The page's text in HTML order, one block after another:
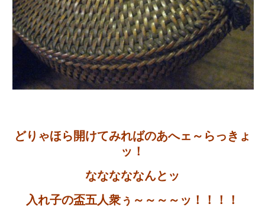
どりゃほら開けてみればのあへェ～らっきょ
ッ！
なななななんとッ
入れ子の盃五人衆ぅ～～～～ッ！！！！